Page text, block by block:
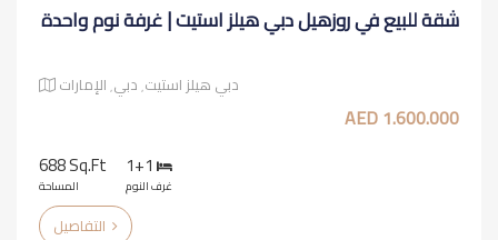
شقة للبيع في روزهيل دبي هيلز استيت | غرفة نوم واحدة
دبي هيلز استيت٬ دبي٬ الإمارات
1.600.000 AED
688 Sq.ft
المساحة
1+1
غرف النوم